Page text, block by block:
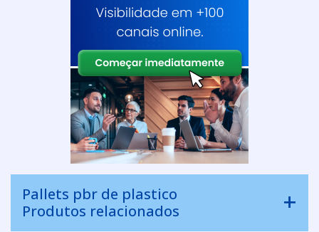
Pallets pbr de plastico
Produtos relacionados